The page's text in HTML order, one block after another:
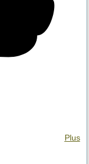
Plus